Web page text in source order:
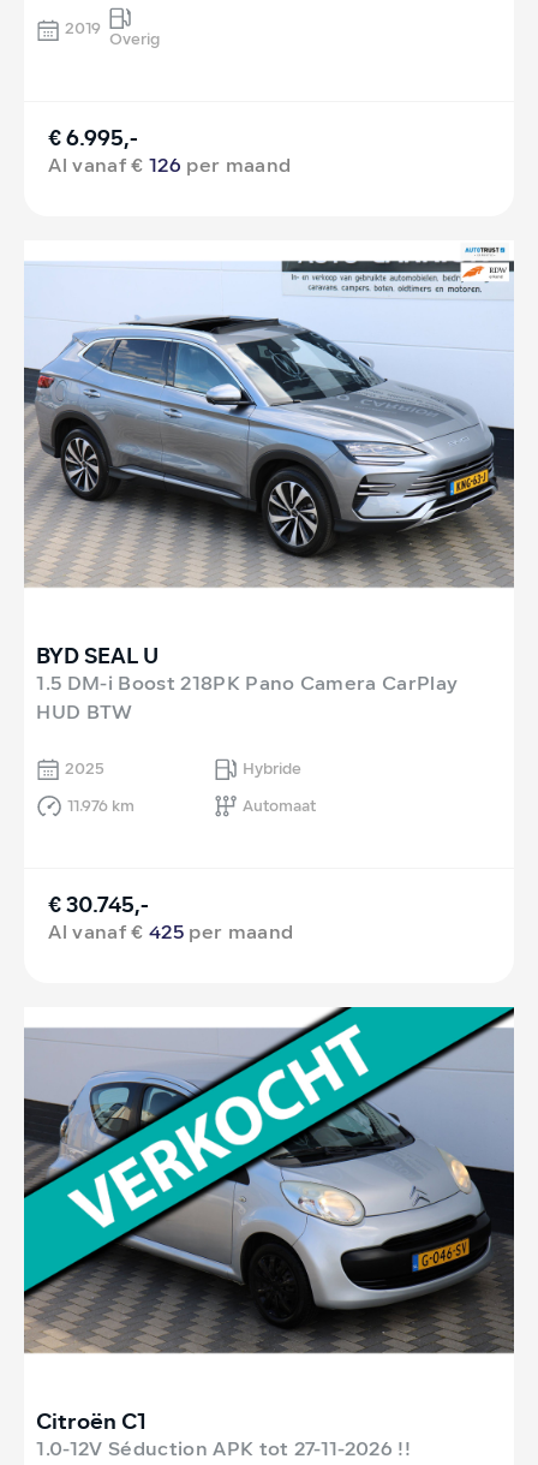
2019 Overig
€ 6.995,-
Al vanaf €126 per maand
BYD SEAL U
1.5 DM-i Boost 218PK Pano Camera CarPlay
HUD BTW
2025
Hybride
11.976 km
Automaat
€ 30.745,-
Al vanaf €425 per maand
Citroën C1
1.0-12V Séduction APK tot 27-11-2026 !!